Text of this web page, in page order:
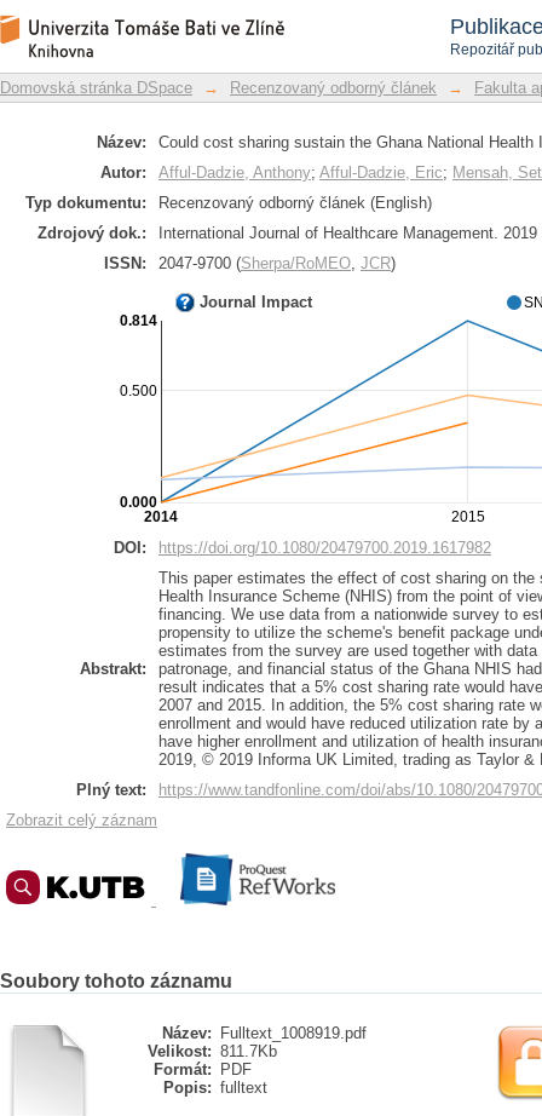
Repozitář
Could cost sharing sustain the Ghana
Repozitář DSpace/Manakin
Domovská stránka DSpace → Recenzovaný odborný článek → Fakulta
Název:
Could cost sharing sustain the Ghana National Health
Autor:
Afful-Dadzie, Anthony; Afful-Dadzie, Eric; Mensah,
Typ dokumentu:
Recenzovaný odborný článek (English)
Zdrojový dok.:
International Journal of Healthcare Management. 2019
ISSN:
2047-9700 (Sherpa/RoMEO, JCR)
Journal Impact
2015
2014
0.500
0.000
0.814
DOI: https://doi.org/10.1080/20479700.2019.1617982
Abstrakt:
This paper estimates the effect of cost sharing on
Health Insurance Scheme (NHIS) from the point of
financing. We use data from a nationwide survey to
propensity to utilize the scheme's benefit package
estimates from the survey are used together with
patronage, and financial status of the Ghana NHIS
result indicates that a 5% cost sharing rate would
2007 and 2015. In addition, the 5% cost sharing rate
enrollment and would have reduced utilization rate by
have higher enrollment and utilization of health
2019, © 2019 Informa UK Limited, trading as Taylor &
Plný text:
https://www.tandfonline.com/doi/abs/10.1080/
Zobrazit celý záznam
Soubory tohoto záznamu
Název:
Fulltext_1008919.pdf
Velikost: 811.7Kb
Formát:
PDF
Popis: fulltext